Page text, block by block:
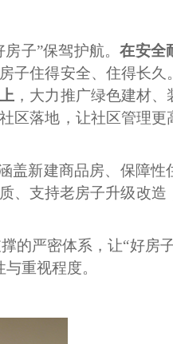
房子”保驾护航。在安全
子住得安全、住得长久。
，大力推广绿色建材、
区落地，让社区管理更
盖新建商品房、保障性
、支持老房子升级改造
的严密体系，让“好房
重视程度。